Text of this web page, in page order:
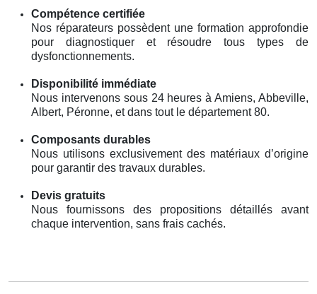
Compétence certifiée
Nos réparateurs possèdent une formation approfondie
pour diagnostiquer et résoudre tous types de
dysfonctionnements.
Disponibilité immédiate
Nous intervenons sous 24 heures à Amiens, Abbeville,
Albert, Péronne, et dans tout le département 80.
Composants durables
Nous utilisons exclusivement des matériaux d’origine
pour garantir des travaux durables.
Devis gratuits
Nous fournissons des propositions détaillés avant
chaque intervention, sans frais cachés.